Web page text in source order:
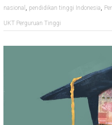
nasional , pendidikan tinggi Indonesia,
UKT Perguruan Tinggi